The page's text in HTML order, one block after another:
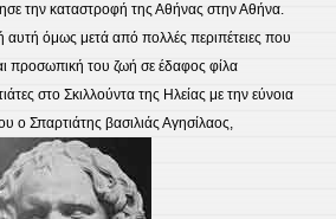
την καταστροφή της Αθήνας στην Αθήνα.
όμως μετά από πολλές περιπέτειες που
προσωπική του ζωή σε έδαφος φίλα
στο Σκιλλούντα της Ηλείας με την εύνοια
ο Σπαρτιάτης βασιλιάς Αγησίλαος,